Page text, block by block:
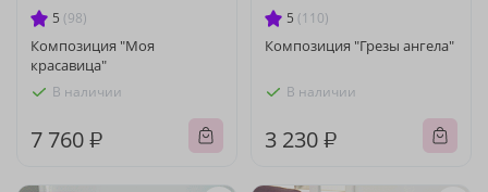
5 (98)
Композиция "Моя
красавица"
В наличии
7 760 ₽
5 (110)
Композиция "Грезы ангела"
В наличии
3 230 ₽